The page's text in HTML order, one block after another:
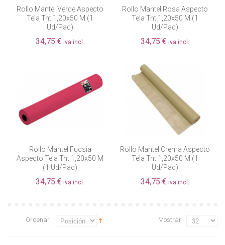
Rollo Mantel Verde Aspecto
Tela Tnt 1,20x50 M (1
Ud/paq)
34,75 € iva incl.
Rollo Mantel Rosa Aspecto
Tela Tnt 1,20x50 M (1
Ud/paq)
34,75 € iva incl.
Rollo Mantel Fucsia
Aspecto Tela Tnt 1,20x50 M
(1 Ud/paq)
34,75 € iva incl.
Rollo Mantel Crema Aspecto
Tela Tnt 1,20x50 M (1
Ud/paq)
34,75 € iva incl.
Ordenar Mostrar